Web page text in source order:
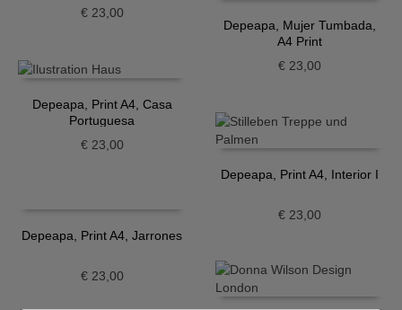
€23,00
Depeapa, Mujer Tumbada,
A4 Print
€ 23,00
Depeapa, Print A4, Casa
Portuguesa
€23,00
Depeapa, Print A4, Interior I
€ 23,00
Depeapa, Print A4, Jarrones
€23,00